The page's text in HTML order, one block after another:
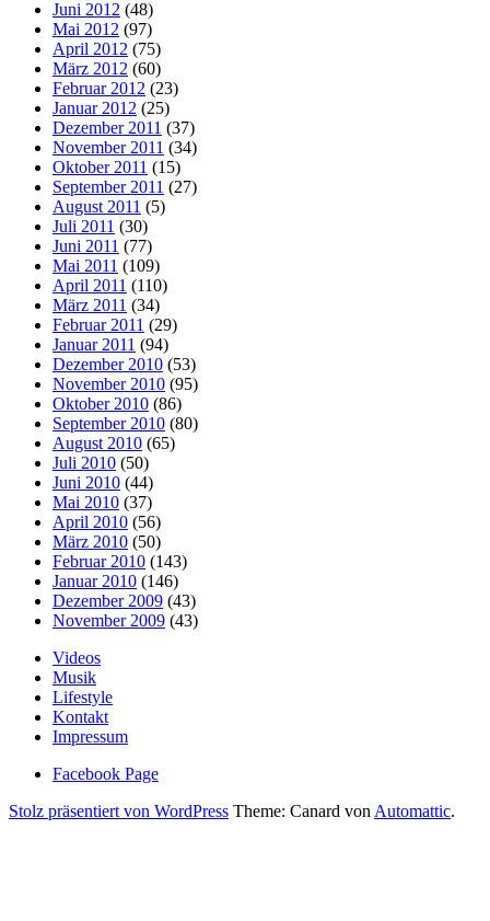
Juni 2012 (48)
Mai 2012 (97)
April 2012 (75)
März 2012 (60)
Februar 2012 (23)
Januar 2012 (25)
Dezember 2011 (37)
November 2011 (34)
Oktober 2011 (15)
September 2011 (27)
August 2011 (5)
Juli 2011 (30)
Juni 2011 (77)
Mai 2011 (109)
April 2011 (110)
März 2011 (34)
Februar 2011 (29)
Januar 2011 (94)
Dezember 2010 (53)
November 2010 (95)
Oktober 2010 (86)
September 2010 (80)
August 2010 (65)
Juli 2010 (50)
Juni 2010 (44)
Mai 2010 (37)
April 2010 (56)
März 2010 (50)
Februar 2010 (143)
Januar 2010 (146)
Dezember 2009 (43)
November 2009 (43)
Videos
Musik
Lifestyle
Kontakt
Impressum
Facebook Page
Stolz präsentiert von WordPress Theme: Canard vonAutomattic.